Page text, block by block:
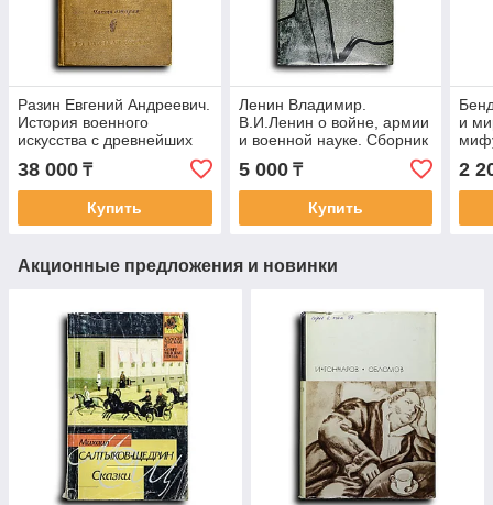
Разин Евгений Андреевич.
История военного
искусства с древнейших
времен до первой
империалистической
войны
38 000 ₸
Купить
Ленин Владимир.
В.И.Ленин о войне, армии
и военной науке. Сборник
в 2-х томах. Том 1
5 000₸
Купить
и
2
Акционные предложения и новинки